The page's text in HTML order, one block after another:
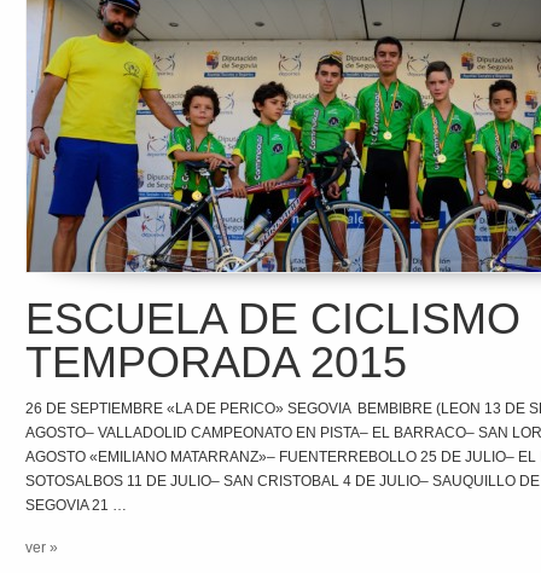
ESCUELA DE CICLISMO
TEMPORADA 2015
26 DE SEPTIEMBRE «LA DE PERICO» SEGOVIA BEMBIBRE (LEON 13 DE
AGOSTO– VALLADOLID CAMPEONATO EN PISTA– EL BARRACO– SAN
AGOSTO «EMILIANO MATARRANZ»– FUENTERREBOLLO 25 DE JULIO–
SOTOSALBOS 11 DE JULIO– SAN CRISTOBAL 4 DE JULIO– SAUQUILLO
SEGOVIA 21 …
ver »